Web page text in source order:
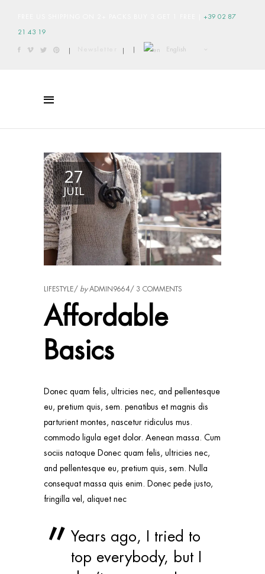
+39 02 87
21 43 19
| | | English
27
JUIL
LIFESTYLE byADMIN9664 3 COMMENTS
Affordable
Basics
Donec quam felis, ultricies nec, and pellentesque
eu, pretium quis, sem. penatibus et magnis dis
parturient montes, nascetur ridiculus mus.
commodo ligula eget dolor. Aenean massa. Cum
sociis natoque Donec quam felis, ultricies nec,
and pellentesque eu, pretium quis, sem. Nulla
consequat massa quis enim. Donec pede justo,
fringilla vel, aliquet nec
Years ago, I tried to
top everybody, but I